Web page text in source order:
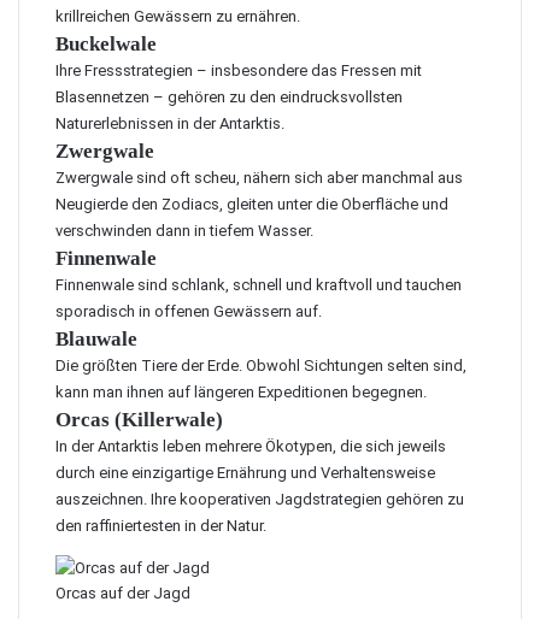
krillreichen Gewässern zu ernähren.
Buckelwale
Ihre Fressstrategien – insbesondere das Fressen mit
Blasennetzen – gehören zu den eindrucksvollsten
Naturerlebnissen in der Antarktis.
Zwergwale
Zwergwale sind oft scheu, nähern sich aber manchmal aus
Neugierde den Zodiacs, gleiten unter die Oberfläche und
verschwinden dann in tiefem Wasser.
Finnenwale
Finnenwale sind schlank, schnell und kraftvoll und tauchen
sporadisch in offenen Gewässern auf.
Blauwale
Die größten Tiere der Erde. Obwohl Sichtungen selten sind,
kann man ihnen auf längeren Expeditionen begegnen.
Orcas (Killerwale)
In der Antarktis leben mehrere Ökotypen, die sich jeweils
durch eine einzigartige Ernährung und Verhaltensweise
auszeichnen. Ihre kooperativen Jagdstrategien gehören zu
den raffiniertesten in der Natur.
Orcas auf der Jagd